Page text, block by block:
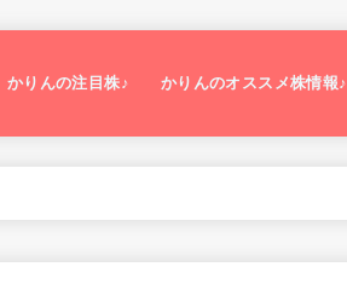
かりんの注目株♪ かりんのオススメ株情報♪